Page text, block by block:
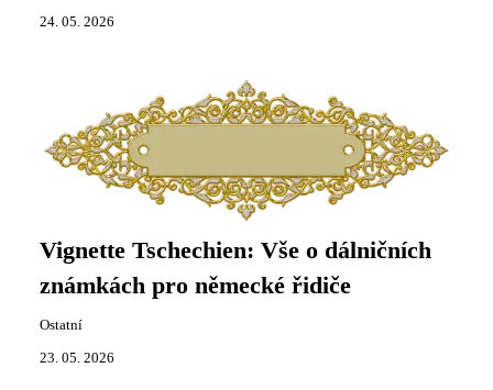
24. 05. 2026
Vignette Tschechien: Vše o dálničních
známkách pro německé řidiče
Ostatní
23. 05. 2026